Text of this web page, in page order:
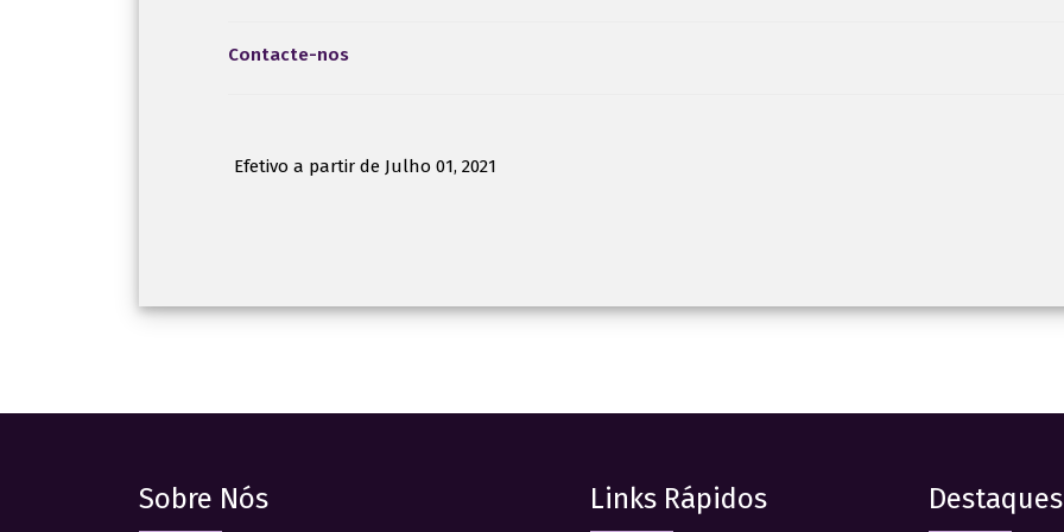
Contacte-nos
Efetivo a partir de Julho 01, 2021
Sobre Nós Links Rápidos Destaques